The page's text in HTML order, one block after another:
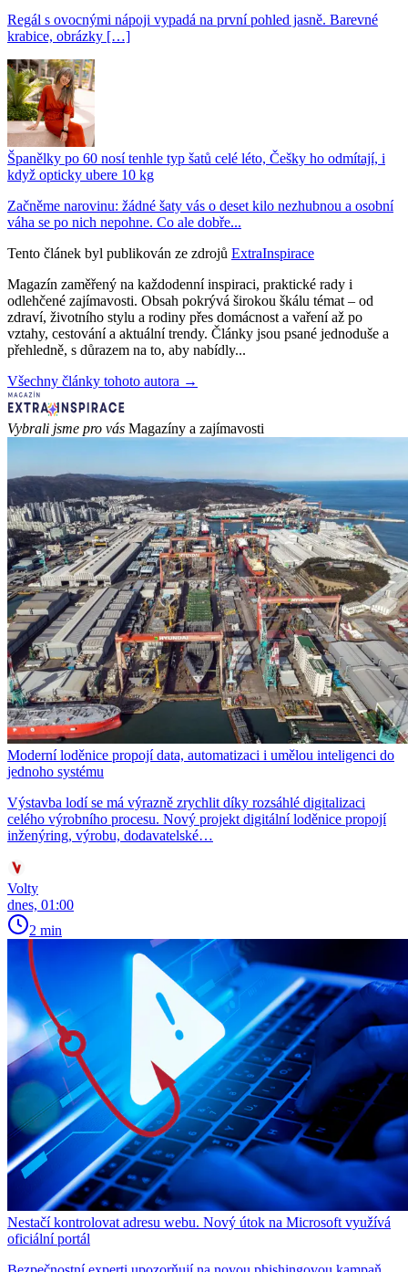
Regál s ovocnými nápoji vypadá na první pohled jasně. Barevné
krabice, obrázky […]
Španělky po 60 nosí tenhle typ šatů celé léto, Češky ho odmítají, i
když opticky ubere 10 kg
Začněme narovinu: žádné šaty vás o deset kilo nezhubnou a osobní
váha se po nich nepohne. Co ale dobře...
Tento článek byl publikován ze zdrojů ExtraInspirace
Magazín zaměřený na každodenní inspiraci, praktické rady i
odlehčené zajímavosti. Obsah pokrývá širokou škálu témat – od
zdraví, životního stylu a rodiny přes domácnost a vaření až po
vztahy, cestování a aktuální trendy. Články jsou psané jednoduše a
přehledně, s důrazem na to, aby nabídly...
Všechny články tohoto autora →
Vybrali jsme pro vás Magazíny a zajímavosti
Moderní loděnice propojí data, automatizaci i umělou inteligenci do
jednoho systému
Výstavba lodí se má výrazně zrychlit díky rozsáhlé digitalizaci
celého výrobního procesu. Nový projekt digitální loděnice propojí
inženýring, výrobu, dodavatelské…
Volty
dnes, 01:00
2 min
Nestačí kontrolovat adresu webu. Nový útok na Microsoft využívá
oficiální portál